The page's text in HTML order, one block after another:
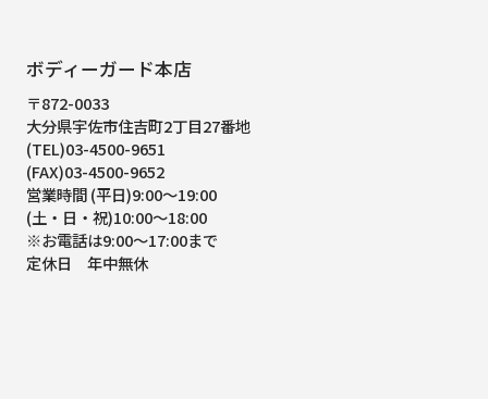
ボディーガード本店
〒872-0033
大分県宇佐市住吉町2丁目27番地
(TEL)03-4500-9651
(FAX)03-4500-9652
営業時間 (平日)9:00～19:00
(土・日・祝)10:00～18:00
※お電話は9:00～17:00まで
定休日 年中無休